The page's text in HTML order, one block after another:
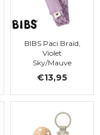
BIBS Paci Braid,
Violet
Sky/Mauve
€13,95